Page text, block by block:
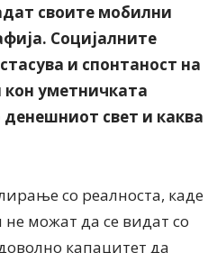
своите мобилни
Социјалните
и спонтаност на
кон уметничката
свет и каква
со реалноста, каде
можат да се видат со
капацитет да